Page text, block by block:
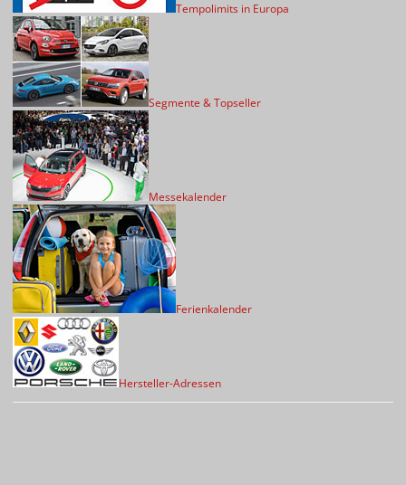
Tempolimits in Europa
Segmente & Topseller
Messekalender
Ferienkalender
Hersteller-Adressen